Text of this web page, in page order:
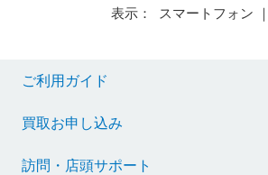
表示： スマートフォン ｜
ご利用ガイド
買取お申し込み
訪問・店頭サポート